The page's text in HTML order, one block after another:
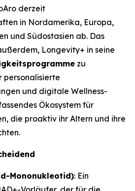
derzeit
in Nordamerika, Europa,
und Südostasien ab. Das
Longevity+ in seine
zu
personalisierte
und digitale Wellness-
Ökosystem für
die proaktiv ihr Altern und ihre
Mononukleotid): Ein